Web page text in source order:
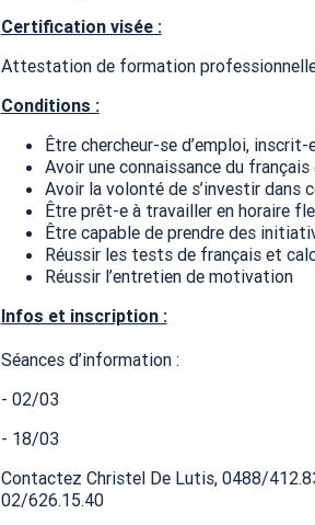
Certification visée :
Attestation de formation
Conditions :
Être chercheur-se d’emploi,
Avoir une connaissance du
Avoir la volonté de s’investir dans
Être prêt-e à travailler en horaire
Être capable de prendre des
Réussir les tests de français et
Réussir l’entretien de motivation
Infos et inscription :
Séances d’information :
- 02/03
- 18/03
Contactez Christel De Lutis, 0488/
02/626.15.40